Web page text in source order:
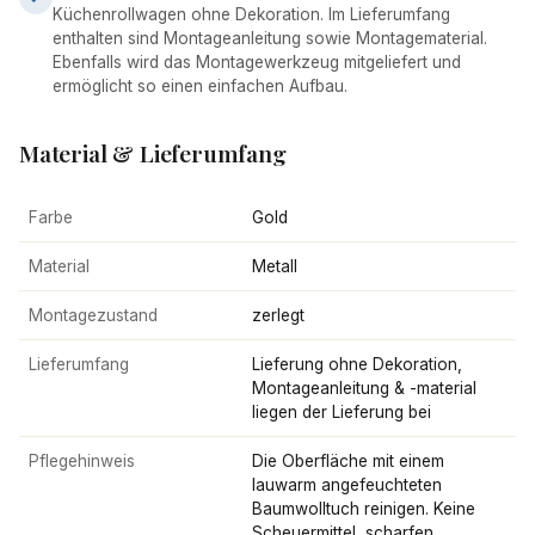
Küchenrollwagen ohne Dekoration. Im Lieferumfang
enthalten sind Montageanleitung sowie Montagematerial.
Ebenfalls wird das Montagewerkzeug mitgeliefert und
ermöglicht so einen einfachen Aufbau.
Material & Lieferumfang
Farbe Gold
Material Metall
Montagezustand zerlegt
Lieferumfang
Lieferung ohne Dekoration,
Montageanleitung & -material
liegen der Lieferung bei
Pflegehinweis
Die Oberfläche mit einem
lauwarm angefeuchteten
Baumwolltuch reinigen. Keine